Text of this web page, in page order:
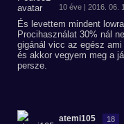
10 éve | 2016. 06.
És levettem mindent
Procihasználat 30% nál
gigánál vicc az egész
és akkor vegyem meg a
persze.
atemi105 18